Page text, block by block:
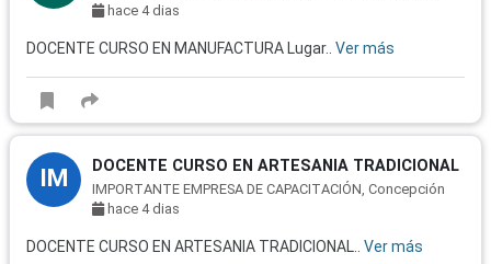
hace 4 dias
DOCENTE CURSO EN MANUFACTURA Lugar.. Ver más
IM DOCENTE CURSO EN ARTESANIA TRADICIONAL
IMPORTANTE EMPRESA DE CAPACITACIÓN, Concepción
hace 4 dias
DOCENTE CURSO EN ARTESANIA TRADICIONAL.. Ver más